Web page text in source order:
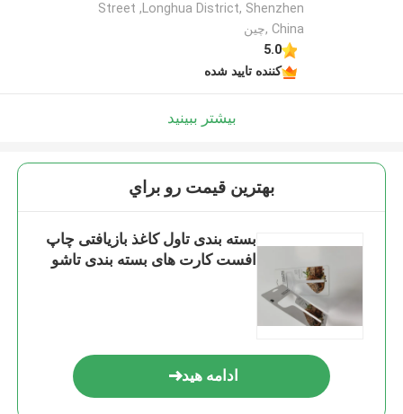
Street ,Longhua District, Shenzhen
China ,چین
5.0
کننده تایید شده
بیشتر ببینید
بهترين قيمت رو براي
بسته بندی تاول کاغذ بازیافتی چاپ
افست کارت های بسته بندی تاشو
ادامه هید